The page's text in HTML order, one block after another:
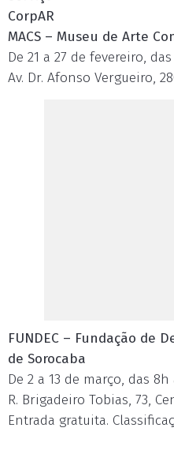
CorpAR
MACS – Museu de Arte
De 21 a 27 de fevereiro,
Av. Dr. Afonso Vergueiro,
FUNDEC – Fundação de
de Sorocaba
De 2 a 13 de março, das 8h
R. Brigadeiro Tobias, 73,
Entrada gratuita.